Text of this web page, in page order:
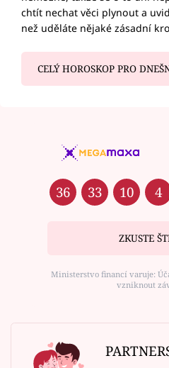
chtít nechat věci plynout a
než uděláte nějaké zásadní
CELÝ HOROSKOP PRO
36 33 10 4
ZKUSTE
Ministerstvo financí varuje:
vzniknout